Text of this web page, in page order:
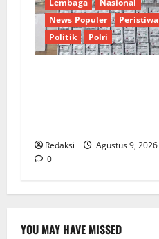
Lembaga
Nasional
News Populer
Peristiwa
Politik
Polri
Redaksi
Agustus 9, 2026
0
YOU MAY HAVE MISSED